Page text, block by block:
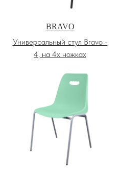
BRAVO
Универсальный стул Bravo -
4, на 4х ножках